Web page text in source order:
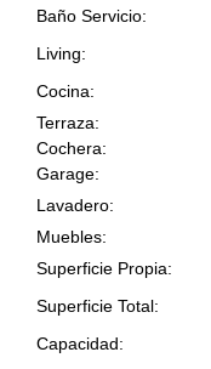
Baño Servicio:
Living:
Cocina:
Terraza:
Cochera:
Garage:
Lavadero:
Muebles:
Superficie Propia:
Superficie Total:
Capacidad: